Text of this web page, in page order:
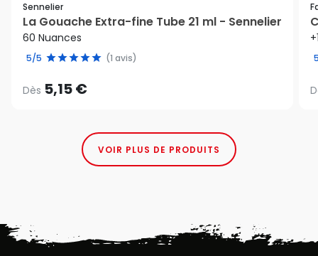
Sennelier
La Gouache Extra-fine Tube 21 ml - Sennelier
60 Nuances
5/5 (1 avis)
Dès 5,15 €
VOIR PLUS DE PRODUITS